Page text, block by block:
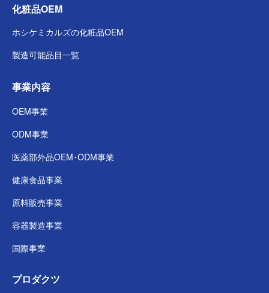
化粧品OEM
ホシケミカルズの化粧品OEM
製造可能品目一覧
事業内容
OEM事業
ODM事業
医薬部外品OEM･ODM事業
健康食品事業
原料販売事業
容器製造事業
国際事業
プロダクツ